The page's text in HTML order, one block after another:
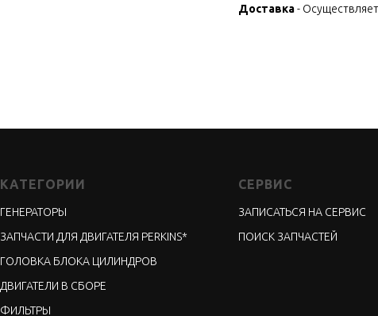
Доставка-
КАТЕГОРИИ
ГЕНЕРАТОРЫ
ЗАПЧАСТИ ДЛЯ ДВИГАТЕЛЯ PERKINS*
ГОЛОВКА БЛОКА ЦИЛИНДРОВ
ДВИГАТЕЛИ В СБОРЕ
ФИЛЬТРЫ
СЕРВИС
ЗАПИСАТЬСЯ НА СЕРВИС
ПОИСК ЗАПЧАСТЕЙ